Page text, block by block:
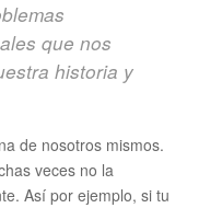
que nos
historia y
de nosotros mismos.
veces no la
Así por ejemplo, si tu